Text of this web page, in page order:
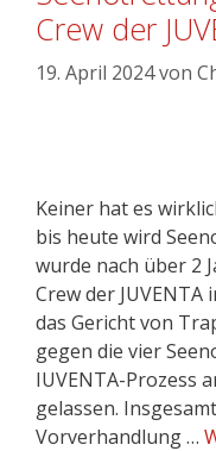
Crew der
19. April 2024von
Keiner hat es
bis heute wird
wurde nach über 2
Crew der
das Gericht von
gegen die vier
IUVENTA-Prozess
gelassen.
Vorverhandlung …